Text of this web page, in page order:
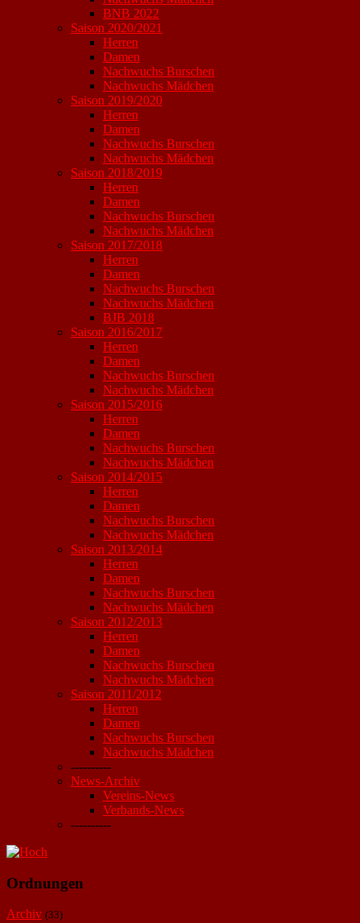
BNB 2022
Saison 2020/2021
Herren
Damen
Nachwuchs Burschen
Nachwuchs Mädchen
Saison 2019/2020
Herren
Damen
Nachwuchs Burschen
Nachwuchs Mädchen
Saison 2018/2019
Herren
Damen
Nachwuchs Burschen
Nachwuchs Mädchen
Saison 2017/2018
Herren
Damen
Nachwuchs Burschen
Nachwuchs Mädchen
BJB 2018
Saison 2016/2017
Herren
Damen
Nachwuchs Burschen
Nachwuchs Mädchen
Saison 2015/2016
Herren
Damen
Nachwuchs Burschen
Nachwuchs Mädchen
Saison 2014/2015
Herren
Damen
Nachwuchs Burschen
Nachwuchs Mädchen
Saison 2013/2014
Herren
Damen
Nachwuchs Burschen
Nachwuchs Mädchen
Saison 2012/2013
Herren
Damen
Nachwuchs Burschen
Nachwuchs Mädchen
Saison 2011/2012
Herren
Damen
Nachwuchs Burschen
Nachwuchs Mädchen
----------
News-Archiv
Vereins-News
Verbands-News
----------
Ordnungen
Archiv (33)